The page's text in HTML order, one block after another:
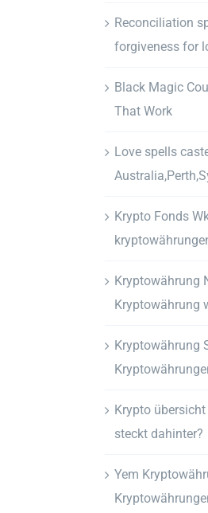
Reconciliation
forgiveness for
Black Magic
That Work
Love spells
Krypto Fonds
Kryptowährung
Kryptowährung
Kryptowährung
Krypto
steckt dahinter?
Yem